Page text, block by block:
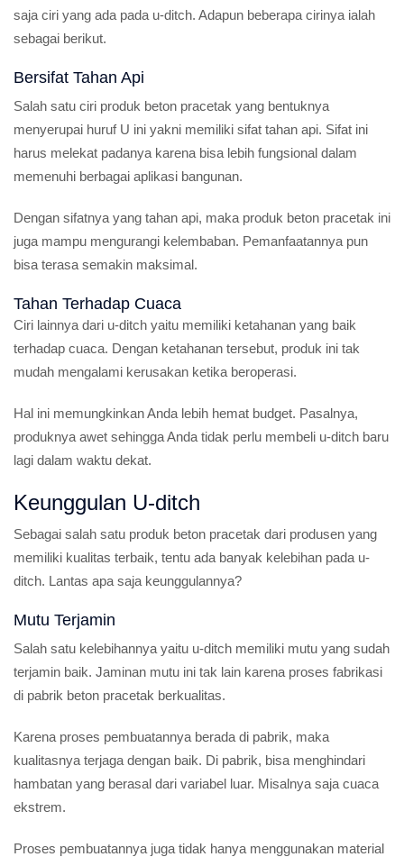
saja ciri yang ada pada u-ditch. Adapun beberapa cirinya ialah
sebagai berikut.
Bersifat Tahan Api
Salah satu ciri produk beton pracetak yang bentuknya
menyerupai huruf U ini yakni memiliki sifat tahan api. Sifat ini
harus melekat padanya karena bisa lebih fungsional dalam
memenuhi berbagai aplikasi bangunan.
Dengan sifatnya yang tahan api, maka produk beton pracetak ini
juga mampu mengurangi kelembaban. Pemanfaatannya pun
bisa terasa semakin maksimal.
Tahan Terhadap Cuaca
Ciri lainnya dari u-ditch yaitu memiliki ketahanan yang baik
terhadap cuaca. Dengan ketahanan tersebut, produk ini tak
mudah mengalami kerusakan ketika beroperasi.
Hal ini memungkinkan Anda lebih hemat budget. Pasalnya,
produknya awet sehingga Anda tidak perlu membeli u-ditch baru
lagi dalam waktu dekat.
Keunggulan U-ditch
Sebagai salah satu produk beton pracetak dari produsen yang
memiliki kualitas terbaik, tentu ada banyak kelebihan pada u-
ditch. Lantas apa saja keunggulannya?
Mutu Terjamin
Salah satu kelebihannya yaitu u-ditch memiliki mutu yang sudah
terjamin baik. Jaminan mutu ini tak lain karena proses fabrikasi
di pabrik beton pracetak berkualitas.
Karena proses pembuatannya berada di pabrik, maka
kualitasnya terjaga dengan baik. Di pabrik, bisa menghindari
hambatan yang berasal dari variabel luar. Misalnya saja cuaca
ekstrem.
Proses pembuatannya juga tidak hanya menggunakan material